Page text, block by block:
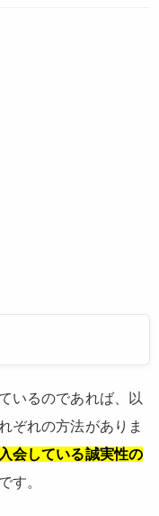
いるのであれば、以
ぞれの方法がありま
会している誠実性の
です。